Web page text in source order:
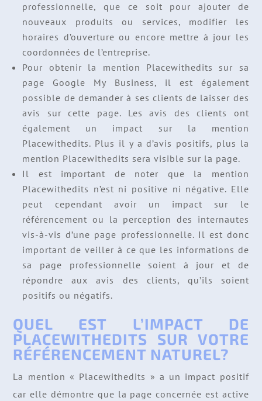
professionnelle, que ce soit pour ajouter de
nouveaux produits ou services, modifier les
horaires d’ouverture ou encore mettre à jour les
coordonnées de l’entreprise.
Pour obtenir la mention Placewithedits sur sa
page Google My Business, il est également
possible de demander à ses clients de laisser des
avis sur cette page. Les avis des clients ont
également un impact sur la mention
Placewithedits. Plus il y a d’avis positifs, plus la
mention Placewithedits sera visible sur la page.
Il est important de noter que la mention
Placewithedits n’est ni positive ni négative. Elle
peut cependant avoir un impact sur le
référencement ou la perception des internautes
vis-à-vis d’une page professionnelle. Il est donc
important de veiller à ce que les informations de
sa page professionnelle soient à jour et de
répondre aux avis des clients, qu’ils soient
positifs ou négatifs.
QUEL EST L’IMPACT DE
PLACEWITHEDITS SUR VOTRE
RÉFÉRENCEMENT NATUREL?
La mention « Placewithedits » a un impact positif
car elle démontre que la page concernée est active